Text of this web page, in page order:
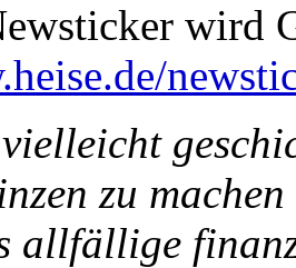
wird
zu
allfällige